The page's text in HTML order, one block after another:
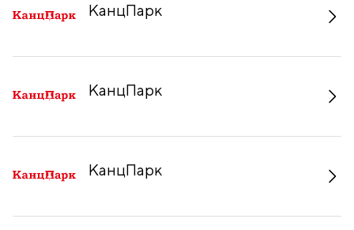
КанцПарк
КанцПарк
КанцПарк